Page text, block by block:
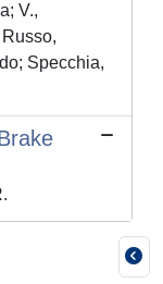
V.,
Specchia,